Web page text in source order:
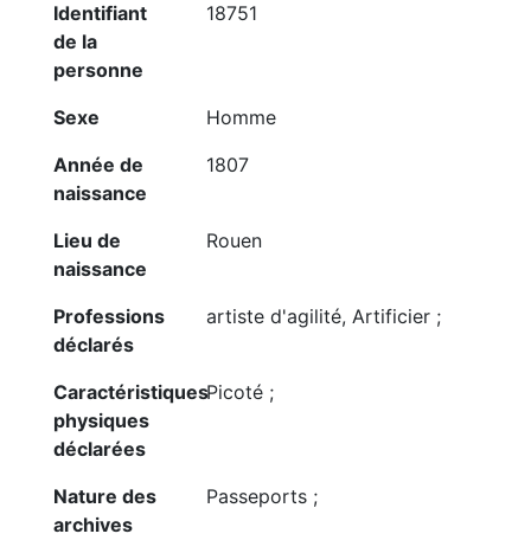
Identifiant
de la
personne
18751
Sexe
Homme
Année de
naissance
1807
Lieu de
naissance
Rouen
Professions
déclarés
artiste d'agilité, Artificier ;
Caractéristiques
physiques
déclarées
Picoté ;
Nature des
archives
Passeports ;